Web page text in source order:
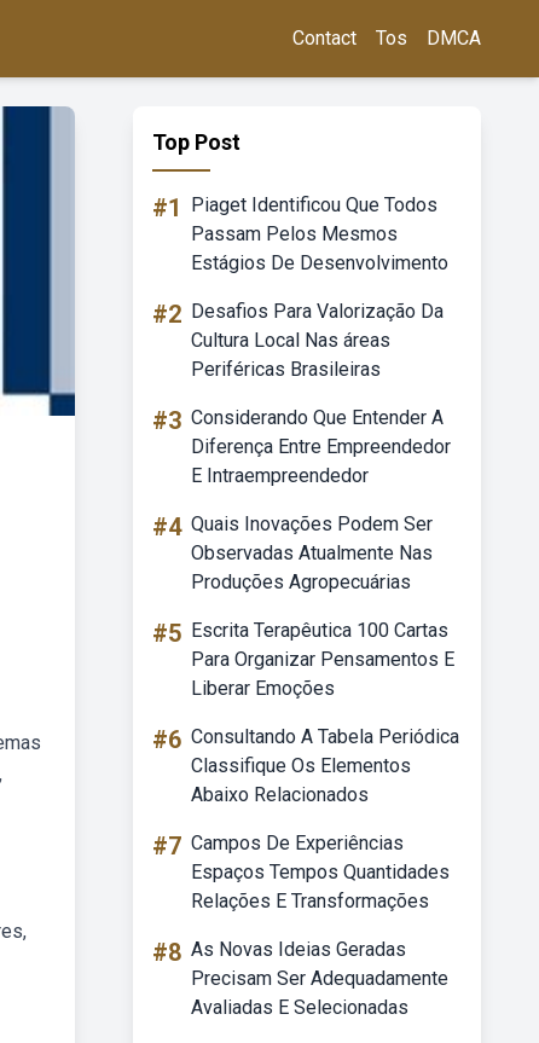
Contact Tos DMCA
Top Post
#1
Piaget Identificou Que Todos
Passam Pelos Mesmos
Estágios De Desenvolvimento
#2 Desafios Para Valorização Da
Cultura Local Nas áreas
Periféricas Brasileiras
#3 Considerando Que Entender A
Diferença Entre Empreendedor
E Intraempreendedor
#4 Quais Inovações Podem Ser
Observadas Atualmente Nas
Produções Agropecuárias
#5 Escrita Terapêutica 100 Cartas
Para Organizar Pensamentos E
Liberar Emoções
#6 Consultando A Tabela Periódica
Classifique Os Elementos
Abaixo Relacionados
#7 Campos De Experiências
Espaços Tempos Quantidades
Relações E Transformações
#8 As Novas Ideias Geradas
Precisam Ser Adequadamente
Avaliadas E Selecionadas